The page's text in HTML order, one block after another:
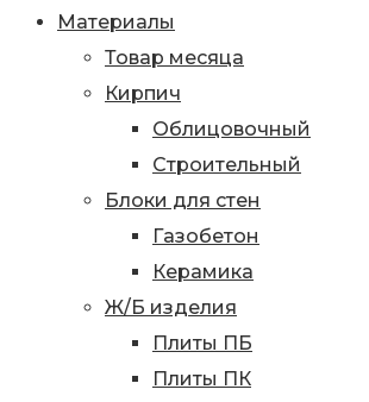
Материалы
Товар месяца
Кирпич
Облицовочный
Строительный
Блоки для стен
Газобетон
Керамика
Ж/Б изделия
Плиты ПБ
Плиты ПК